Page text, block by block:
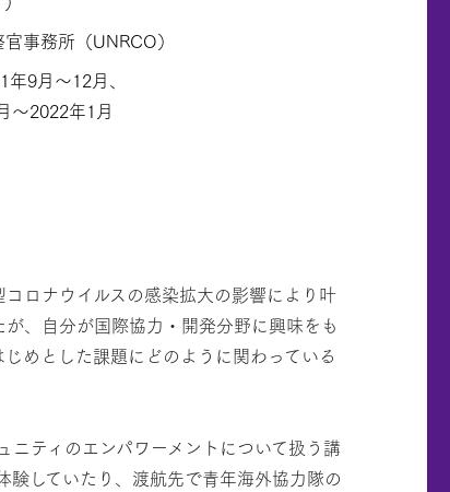
事務所（UNRCO）
9月～12月、
～2022年1月
ロナウイルスの感染拡大の影響により叶
、自分が国際協力・開発分野に興味をも
めとした課題にどのように関わっている
ティのエンパワーメントについて扱う講
していたり、渡航先で青年海外協力隊の